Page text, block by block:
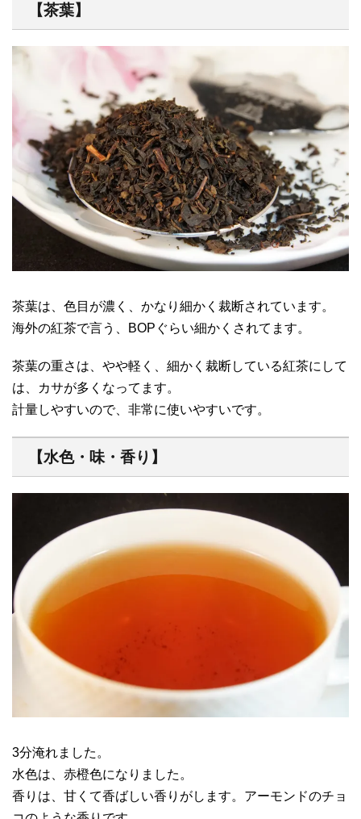
【茶葉】
茶葉は、色目が濃く、かなり細かく裁断されています。
海外の紅茶で言う、BOPぐらい細かくされてます。
茶葉の重さは、やや軽く、細かく裁断している紅茶にして
は、カサが多くなってます。
計量しやすいので、非常に使いやすいです。
【水色・味・香り】
3分淹れました。
水色は、赤橙色になりました。
香りは、甘くて香ばしい香りがします。アーモンドのチョ